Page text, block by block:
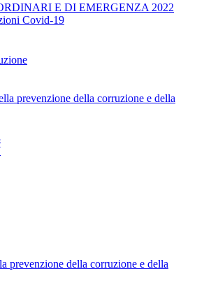
E DI EMERGENZA 2022
Covid-19
prevenzione della corruzione e della
prevenzione della corruzione e della